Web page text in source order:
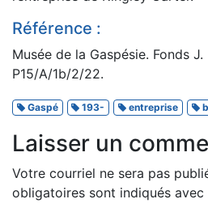
Référence :
Musée de la Gaspésie. Fonds
P15/A/1b/2/22.
Gaspé 193- entreprise
Laisser un
Votre courriel ne sera pas
obligatoires sont indiqués avec